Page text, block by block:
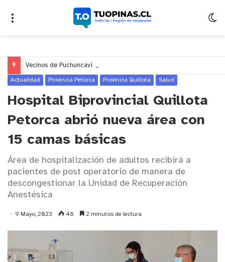
Actualidad Provincia Petorca Provincia Quillota Salud
Hospital Biprovincial Quillota
Petorca abrió nueva área con
15 camas básicas
Área de hospitalización de adultos recibirá a
pacientes de post operatorio de manera de
descongestionar la Unidad de Recuperación
Anestésica
9 Mayo, 2023 48 2 minutos de lectura